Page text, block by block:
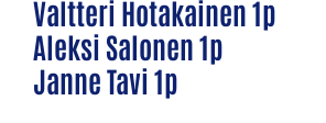
Valtteri Hotakainen 1p
Aleksi Salonen 1p
Janne Tavi 1p